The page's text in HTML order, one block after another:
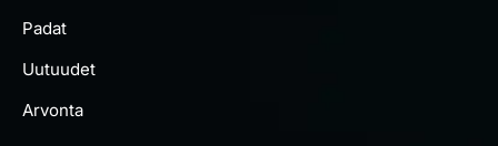
Padat
Uutuudet
Arvonta